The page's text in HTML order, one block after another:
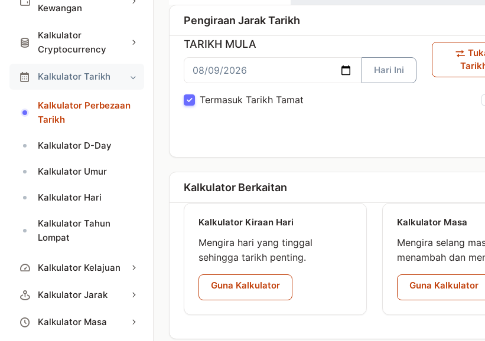
Kewangan
Kalkulator
Cryptocurrency
Kalkulator Tarikh
Kalkulator Perbezaan
Tarikh
Kalkulator D-Day
Kalkulator Umur
Kalkulator Hari
Kalkulator Tahun
Lompat
Kalkulator Kelajuan
Kalkulator Jarak
Kalkulator Masa
Pengiraan Jarak Tarikh
TARIKH MULA
Hari Ini
Termasuk Tarikh Tamat
Kalkulator Berkaitan
Kalkulator Kiraan Hari
Mengira hari yang tinggal
sehingga tarikh penting.
Guna Kalkulator
Kalkulator Masa
Mengira selang
menambah dan
Guna Kalkulator